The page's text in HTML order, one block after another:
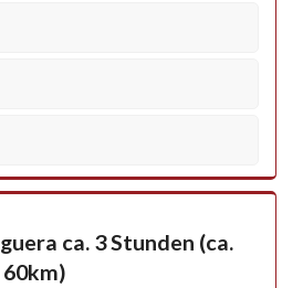
ca. 3 Stunden (ca.
60km)